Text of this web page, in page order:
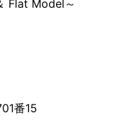
Flat Model～
番15